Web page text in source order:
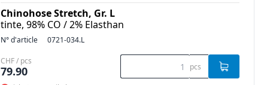
Chinohose Stretch, Gr. L
tinte, 98% CO / 2% Elasthan
N° d'article 0721-034.L
CHF / pcs
79.90 pcs